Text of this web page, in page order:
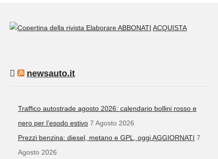
ABBONATI ACQUISTA
newsauto.it
Traffico autostrade agosto 2026: calendario bollini rosso e
nero per l’esodo estivo 7 Agosto 2026
Prezzi benzina: diesel, metano e GPL, oggi AGGIORNATI 7
Agosto 2026